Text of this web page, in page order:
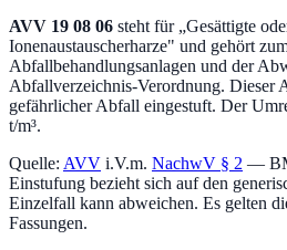
AVV 19 08 06 steht für „Gesättigte
Ionenaustauscherharze" und gehört
Abfallbehandlungsanlagen und der
Abfallverzeichnis-Verordnung. Dieser
gefährlicher Abfall eingestuft. Der
t/m³.
Quelle: AVV i.V.m. NachwV § 2 —
Einstufung bezieht sich auf den
Einzelfall kann abweichen. Es gelten
Fassungen.